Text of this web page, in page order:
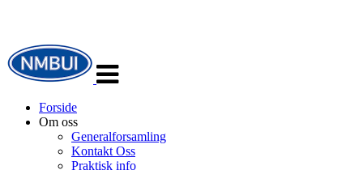
navigasjon
Forside
Om oss
Generalforsamling
Kontakt Oss
Praktisk info